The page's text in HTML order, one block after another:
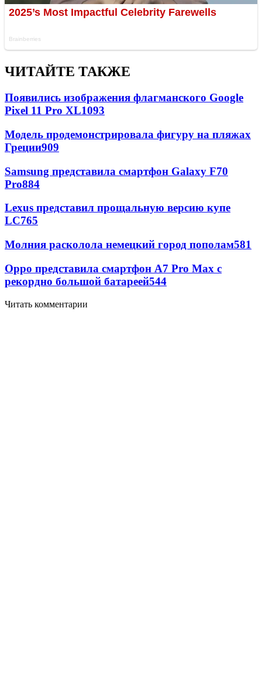
ЧИТАЙТЕ ТАКЖЕ
Появились изображения флагманского Google
Pixel 11 Pro XL1093
Модель продемонстрировала фигуру на пляжах
Греции909
Samsung представила смартфон Galaxy F70
Pro884
Lexus представил прощальную версию купе
LC765
Молния расколола немецкий город пополам581
Oppo представила смартфон A7 Pro Max с
рекордно большой батареей544
Читать комментарии